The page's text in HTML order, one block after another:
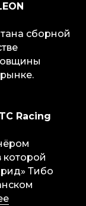
сборной
Racing
которой
Тибо